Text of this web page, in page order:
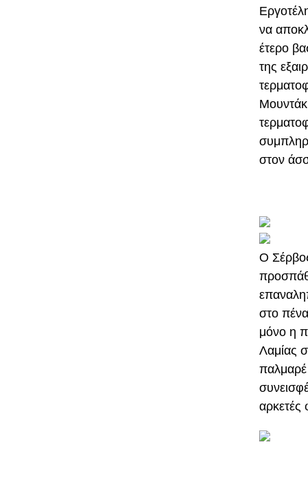
να
έτερο
της
στον
Ο Σέρβος
στο
μόνο η
Λαμίας
παλμαρέ